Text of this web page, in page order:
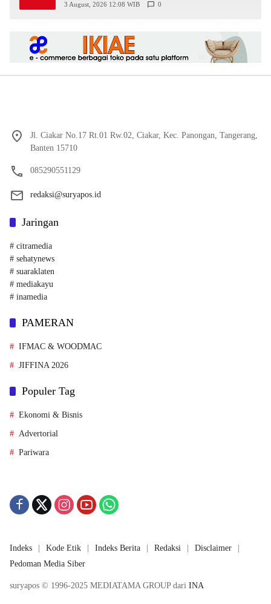
3 August, 2026 12:08 WIB 0
Jl. Ciakar No.17 Rt.01 Rw.02, Ciakar, Kec. Panongan, Tangerang,
Banten 15710
085290551129
redaksi@suryapos.id
Jaringan
# citramedia
# sehatynews
# suaraklaten
# mediakayu
# inamedia
PAMERAN
IFMAC & WOODMAC
JIFFINA 2026
Populer Tag
Ekonomi & Bisnis
Advertorial
Pariwara
Indeks Kode Etik Indeks Berita Redaksi
Disclaimer
Pedoman Media Siber
suryapos © 1996-2025 MEDIATAMA GROUP dari INA